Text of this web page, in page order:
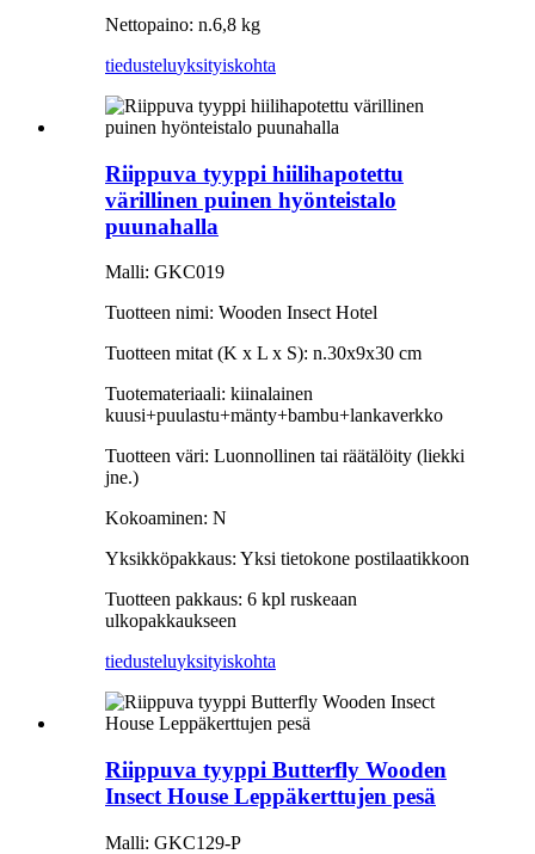
Nettopaino: n.6,8 kg
tiedusteluyksityiskohta
Riippuva tyyppi hiilihapotettu
värillinen puinen hyönteistalo
puunahalla
Malli: GKC019
Tuotteen nimi: Wooden Insect Hotel
Tuotteen mitat (K x L x S): n.30x9x30 cm
Tuotemateriaali: kiinalainen
kuusi+puulastu+mänty+bambu+lankaverkko
Tuotteen väri: Luonnollinen tai räätälöity (liekki
jne.)
Kokoaminen: N
Yksikköpakkaus: Yksi tietokone postilaatikkoon
Tuotteen pakkaus: 6 kpl ruskeaan
ulkopakkaukseen
tiedusteluyksityiskohta
Riippuva tyyppi Butterfly Wooden
Insect House Leppäkerttujen pesä
Malli: GKC129-P